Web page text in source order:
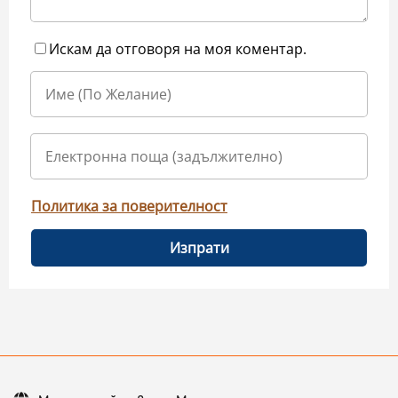
Искам да отговоря на моя коментар.
Политика за поверителност
Изпрати